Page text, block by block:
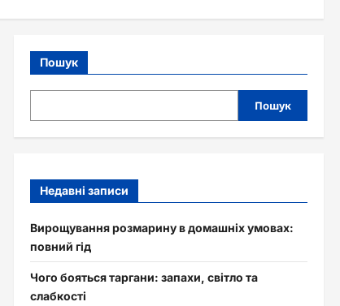
Пошук
Пошук
Недавні записи
Вирощування розмарину в домашніх умовах:
повний гід
Чого бояться таргани: запахи, світло та
слабкості